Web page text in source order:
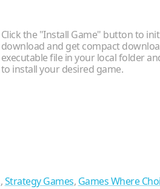
Click the "Install Game" button to
download and get compact
executable file in your local folder
to install your desired game.
,Strategy Games, Games Where